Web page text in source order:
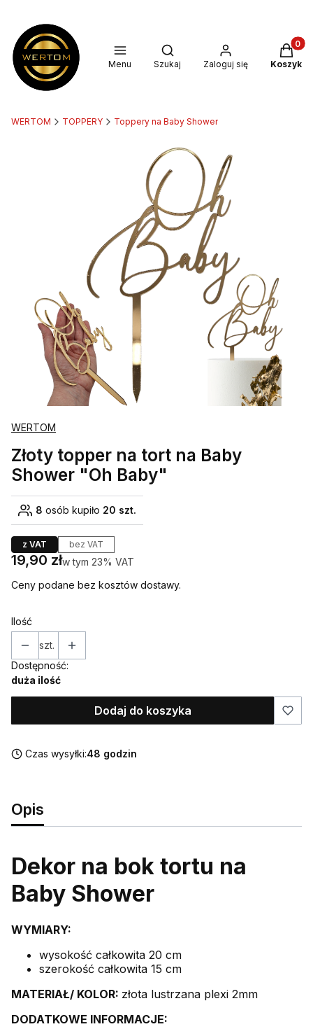
Menu
Otwórz wyszukiwarkę
Szukaj Zaloguj się Koszyk
WERTOM TOPPERY Toppery na Baby Shower
WERTOM
Złoty topper na tort na Baby
Shower "Oh Baby"
8 osób kupiło 20 szt.
z VAT bez VAT
Cena
19,90 złw tym 23% VAT
w tym 23% VAT
Ceny podane bez kosztów dostawy.
Ilość
szt.
Dostępność:
duża ilość
Dodaj do koszyka
Czas wysyłki:48 godzin
Opis
Dekor na bok tortu na
Baby Shower
WYMIARY:
wysokość całkowita 20 cm
szerokość całkowita 15 cm
MATERIAŁ/ KOLOR: złota lustrzana plexi 2mm
DODATKOWE INFORMACJE: